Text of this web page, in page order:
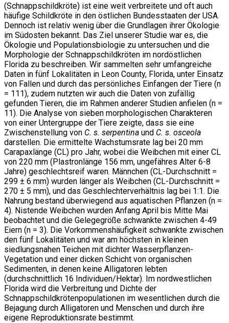
(Schnappschildkröte) ist eine weit verbreitete und oft auch
häufige Schildkröte in den östlichen Bundesstaaten der USA.
Dennoch ist relativ wenig über die Grundlagen ihrer Ökologie
im Südosten bekannt. Das Ziel unserer Studie war es, die
Ökologie und Populationsbiologie zu untersuchen und die
Morphologie der Schnappschildkröten im nordöstlichen
Florida zu beschreiben. Wir sammelten sehr umfangreiche
Daten in fünf Lokalitäten in Leon County, Florida, unter Einsatz
von Fallen und durch das persönliches Einfangen der Tiere (n
= 111), zudem nutzten wir auch die Daten von zufällig
gefunden Tieren, die im Rahmen anderer Studien anfielen (n =
11). Die Analyse von sieben morphologischen Charakteren
von einer Untergruppe der Tiere zeigte, dass sie eine
Zwischenstellung von C. s. serpentina und C. s. osceola
darstellen. Die ermittelte Wachstumsrate lag bei 20 mm
Carapaxlänge (CL) pro Jahr, wobei die Weibchen mit einer CL
von 220 mm (Plastronlänge 156 mm, ungefähres Alter 6-8
Jahre) geschlechtsreif waren. Männchen (CL-Durchschnitt =
299 ± 6 mm) wurden länger als Weibchen (CL-Durchschnitt =
270 ± 5 mm), und das Geschlechterverhältnis lag bei 1:1. Die
Nahrung bestand überwiegend aus aquatischen Pflanzen (n =
4). Nistende Weibchen wurden Anfang April bis Mitte Mai
beobachtet und die Gelegegröße schwankte zwischen 4-49
Eiern (n = 3). Die Vorkommenshäufigkeit schwankte zwischen
den fünf Lokalitäten und war am höchsten in kleinen
siedlungsnahen Teichen mit dichter Wasserpflanzen-
Vegetation und einer dicken Schicht von organischen
Sedimenten, in denen keine Alligatoren lebten
(durchschnittlich 16 Individuen/Hektar). Im nordwestlichen
Florida wird die Verbreitung und Dichte der
Schnappschildkrötenpopulationen im wesentlichen durch die
Bejagung durch Alligatoren und Menschen und durch ihre
eigene Reproduktionsrate bestimmt.